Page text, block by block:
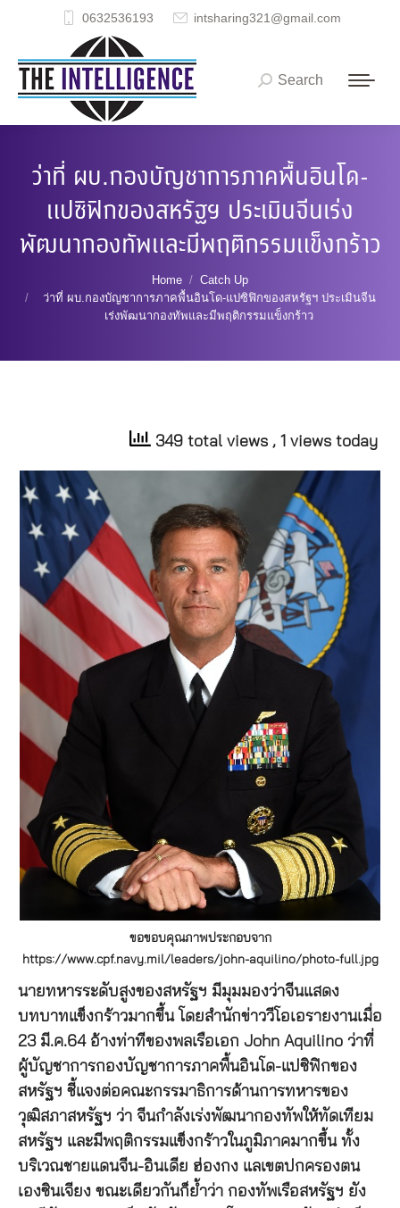
0632536193 intsharing321@gmail.com
Search:
Search
ว่าที่ ผบ.กองบัญชาการภาคพื้นอินโด-
แปซิฟิกของสหรัฐฯ ประเมินจีนเร่ง
พัฒนากองทัพและมีพฤติกรรมแข็งกร้าว
Home
Catch Up
ว่าที่ ผบ.กองบัญชาการภาคพื้นอินโด-แปซิฟิกของสหรัฐฯ ประเมินจีน
เร่งพัฒนากองทัพและมีพฤติกรรมแข็งกร้าว
349 total views , 1 views today
ขอขอบคุณภาพประกอบจาก
https://www.cpf.navy.mil/leaders/john-aquilino/photo-full.jpg
นายทหารระดับสูงของสหรัฐฯ มีมุมมองว่าจีนแสดง
บทบาทแข็งกร้าวมากขึ้น โดยสำนักข่าววีโอเอรายงานเมื่อ
23 มี.ค.64 อ้างท่าทีของพลเรือเอก John Aquilino ว่าที่
ผู้บัญชาการกองบัญชาการภาคพื้นอินโด-แปซิฟิกของ
สหรัฐฯ ชี้แจงต่อคณะกรรมาธิการด้านการทหารของ
วุฒิสภาสหรัฐฯ ว่า จีนกำลังเร่งพัฒนากองทัพให้ทัดเทียม
สหรัฐฯ และมีพฤติกรรมแข็งกร้าวในภูมิภาคมากขึ้น ทั้ง
บริเวณชายแดนจีน-อินเดีย ฮ่องกง แลเขตปกครองตน
เองซินเจียง ขณะเดียวกันก็ย้ำว่า กองทัพเรือสหรัฐฯ ยัง